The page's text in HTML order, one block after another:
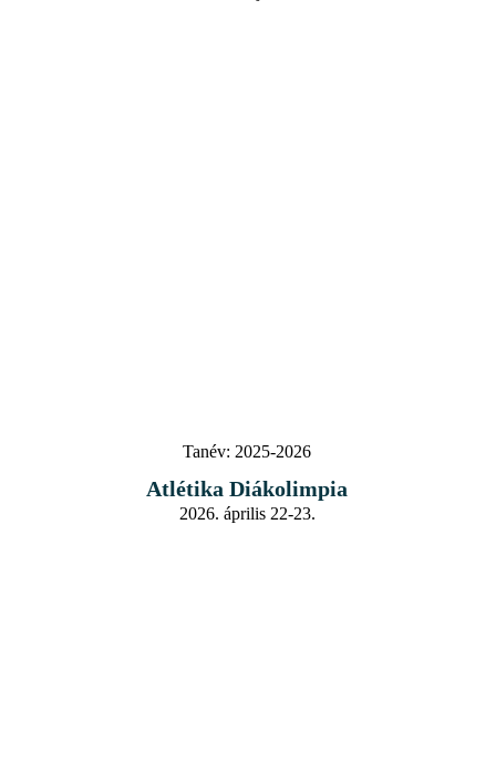
Tanév: 2025-2026
Atlétika Diákolimpia
2026. április 22-23.